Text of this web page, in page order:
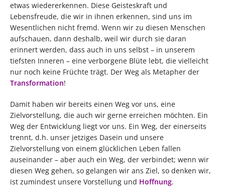
etwas wiedererkennen. Diese Geisteskraft und
Lebensfreude, die wir in ihnen erkennen, sind uns im
Wesentlichen nicht fremd. Wenn wir zu diesen Menschen
aufschauen, dann deshalb, weil wir durch sie daran
erinnert werden, dass auch in uns selbst – in unserem
tiefsten Inneren – eine verborgene Blüte lebt, die vielleicht
nur noch keine Früchte trägt. Der Weg als Metapher der
Transformation!
Damit haben wir bereits einen Weg vor uns, eine
Zielvorstellung, die auch wir gerne erreichen möchten. Ein
Weg der Entwicklung liegt vor uns. Ein Weg, der einerseits
trennt, d.h. unser jetziges Dasein und unsere
Zielvorstellung von einem glücklichen Leben fallen
auseinander – aber auch ein Weg, der verbindet; wenn wir
diesen Weg gehen, so gelangen wir ans Ziel, so denken wir,
ist zumindest unsere Vorstellung und Hoffnung.